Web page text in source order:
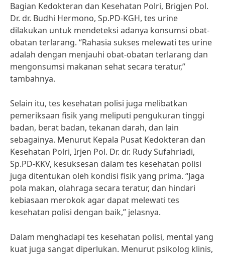
Bagian Kedokteran dan Kesehatan Polri, Brigjen Pol.
Dr. dr. Budhi Hermono, Sp.PD-KGH, tes urine
dilakukan untuk mendeteksi adanya konsumsi obat-
obatan terlarang. “Rahasia sukses melewati tes urine
adalah dengan menjauhi obat-obatan terlarang dan
mengonsumsi makanan sehat secara teratur,”
tambahnya.
Selain itu, tes kesehatan polisi juga melibatkan
pemeriksaan fisik yang meliputi pengukuran tinggi
badan, berat badan, tekanan darah, dan lain
sebagainya. Menurut Kepala Pusat Kedokteran dan
Kesehatan Polri, Irjen Pol. Dr. dr. Rudy Sufahriadi,
Sp.PD-KKV, kesuksesan dalam tes kesehatan polisi
juga ditentukan oleh kondisi fisik yang prima. “Jaga
pola makan, olahraga secara teratur, dan hindari
kebiasaan merokok agar dapat melewati tes
kesehatan polisi dengan baik,” jelasnya.
Dalam menghadapi tes kesehatan polisi, mental yang
kuat juga sangat diperlukan. Menurut psikolog klinis,